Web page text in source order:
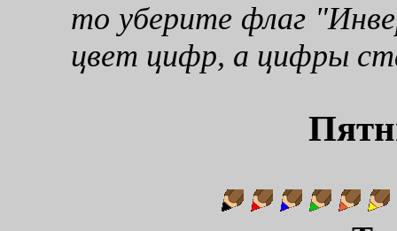
то уберите флаг
цвет цифр, а цифры